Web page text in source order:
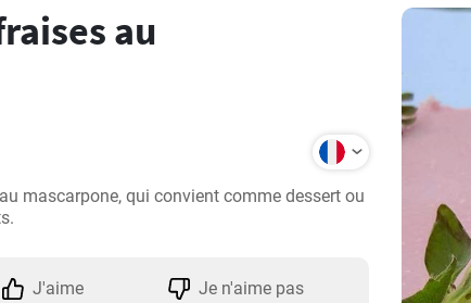
au
mascarpone, qui convient comme dessert ou
J'aime Je n'aime pas